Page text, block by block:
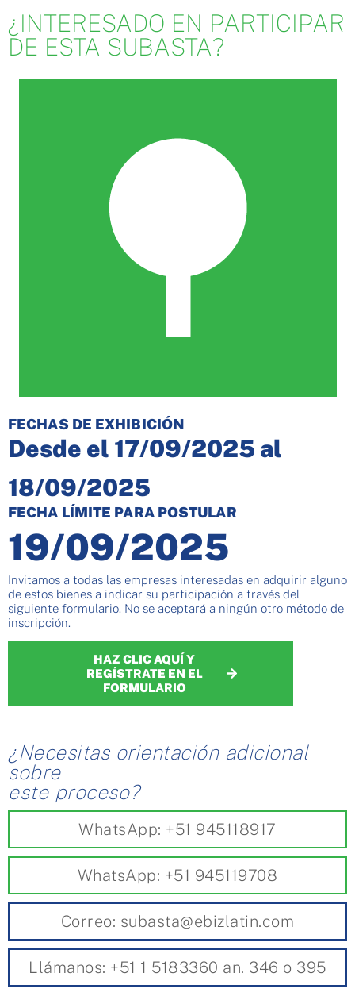
¿INTERESADO EN PARTICIPAR
DE ESTA SUBASTA?
FECHAS DE EXHIBICIÓN
Desde el 17/09/2025 al
18/09/2025
FECHA LÍMITE PARA POSTULAR
19/09/2025
Invitamos a todas las empresas interesadas en adquirir alguno
de estos bienes a indicar su participación a través del
siguiente formulario. No se aceptará a ningún otro método de
inscripción.
HAZ CLIC AQUÍ Y
REGÍSTRATE EN EL
FORMULARIO
¿Necesitas orientación adicional
sobre
este proceso?
WhatsApp: +51 945118917
WhatsApp: +51 945119708
Correo: subasta@ebizlatin.com
Llámanos: +51 1 5183360 an. 346 o 395